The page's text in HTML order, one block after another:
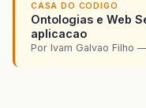
CASA DO CODIGO
Ontologias e Web
aplicacao
Por Ivam Galvao Filho